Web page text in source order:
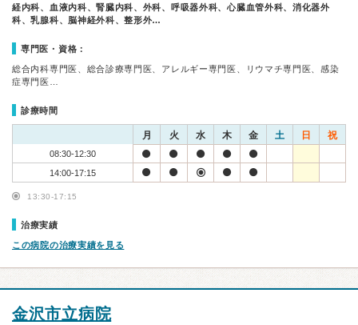
経内科、血液内科、腎臓内科、外科、呼吸器外科、心臓血管外科、消化器外
科、乳腺科、脳神経外科、整形外…
専門医・資格：
総合内科専門医、総合診療専門医、アレルギー専門医、リウマチ専門医、感染
症専門医…
診療時間
月 火 水 木 金 土 日 祝
08:30-12:30
14:00-17:15
13:30-17:15
治療実績
この病院の治療実績を見る
金沢市立病院